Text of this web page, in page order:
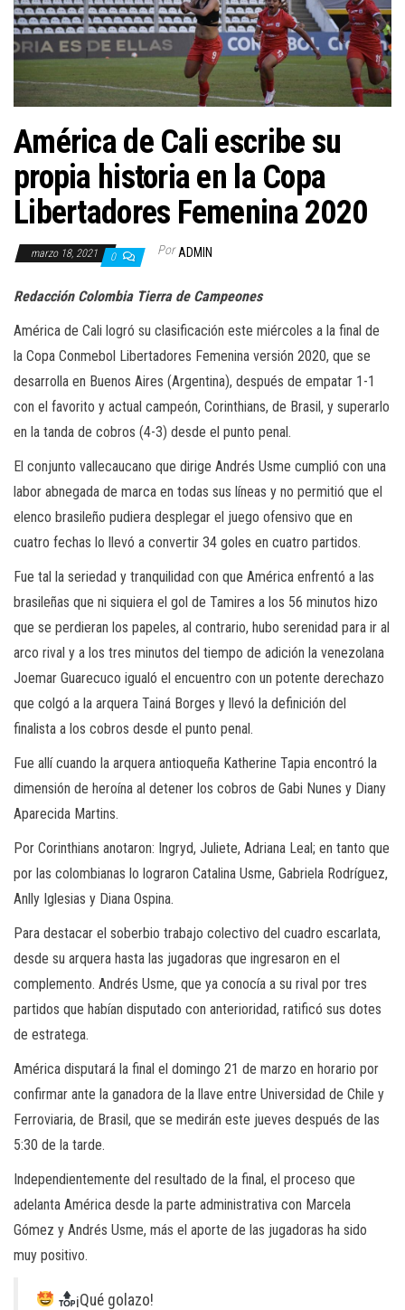
c
i
ó
n
América de Cali escribe su
propia historia en la Copa
Libertadores Femenina 2020
marzo 18, 2021 0 Por ADMIN
Redacción Colombia Tierra de Campeones
América de Cali logró su clasificación este miércoles a la final de
la Copa Conmebol Libertadores Femenina versión 2020, que se
desarrolla en Buenos Aires (Argentina), después de empatar 1-1
con el favorito y actual campeón, Corinthians, de Brasil, y superarlo
en la tanda de cobros (4-3) desde el punto penal.
El conjunto vallecaucano que dirige Andrés Usme cumplió con una
labor abnegada de marca en todas sus líneas y no permitió que el
elenco brasileño pudiera desplegar el juego ofensivo que en
cuatro fechas lo llevó a convertir 34 goles en cuatro partidos.
Fue tal la seriedad y tranquilidad con que América enfrentó a las
brasileñas que ni siquiera el gol de Tamires a los 56 minutos hizo
que se perdieran los papeles, al contrario, hubo serenidad para ir al
arco rival y a los tres minutos del tiempo de adición la venezolana
Joemar Guarecuco igualó el encuentro con un potente derechazo
que colgó a la arquera Tainá Borges y llevó la definición del
finalista a los cobros desde el punto penal.
Fue allí cuando la arquera antioqueña Katherine Tapia encontró la
dimensión de heroína al detener los cobros de Gabi Nunes y Diany
Aparecida Martins.
Por Corinthians anotaron: Ingryd, Juliete, Adriana Leal; en tanto que
por las colombianas lo lograron Catalina Usme, Gabriela Rodríguez,
Anlly Iglesias y Diana Ospina.
Para destacar el soberbio trabajo colectivo del cuadro escarlata,
desde su arquera hasta las jugadoras que ingresaron en el
complemento. Andrés Usme, que ya conocía a su rival por tres
partidos que habían disputado con anterioridad, ratificó sus dotes
de estratega.
América disputará la final el domingo 21 de marzo en horario por
confirmar ante la ganadora de la llave entre Universidad de Chile y
Ferroviaria, de Brasil, que se medirán este jueves después de las
5:30 de la tarde.
Independientemente del resultado de la final, el proceso que
adelanta América desde la parte administrativa con Marcela
Gómez y Andrés Usme, más el aporte de las jugadoras ha sido
muy positivo.
¡Qué golazo!